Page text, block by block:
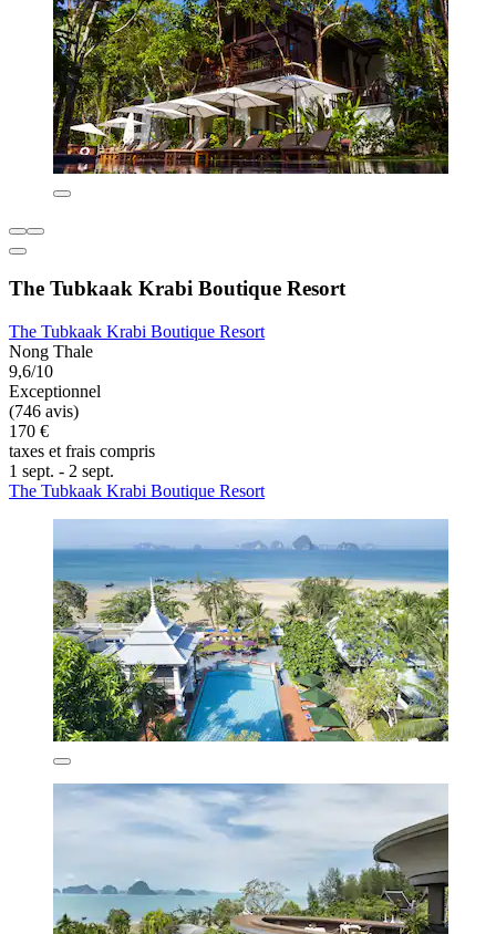
The Tubkaak Krabi Boutique Resort
The Tubkaak Krabi Boutique Resort
Nong Thale
9,6/10
Exceptionnel
(746 avis)
170 €
taxes et frais compris
1 sept. - 2 sept.
The Tubkaak Krabi Boutique Resort